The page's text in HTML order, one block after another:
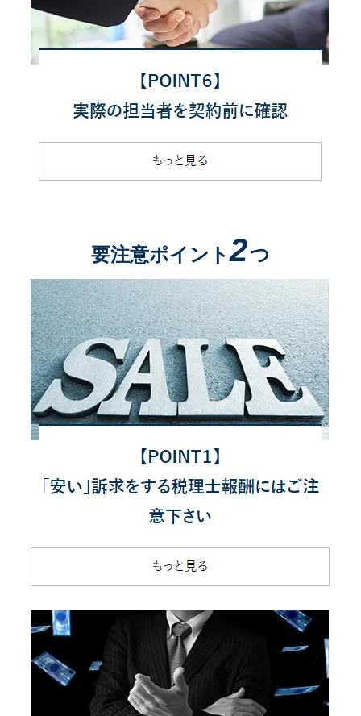
要注意ポイント2つ